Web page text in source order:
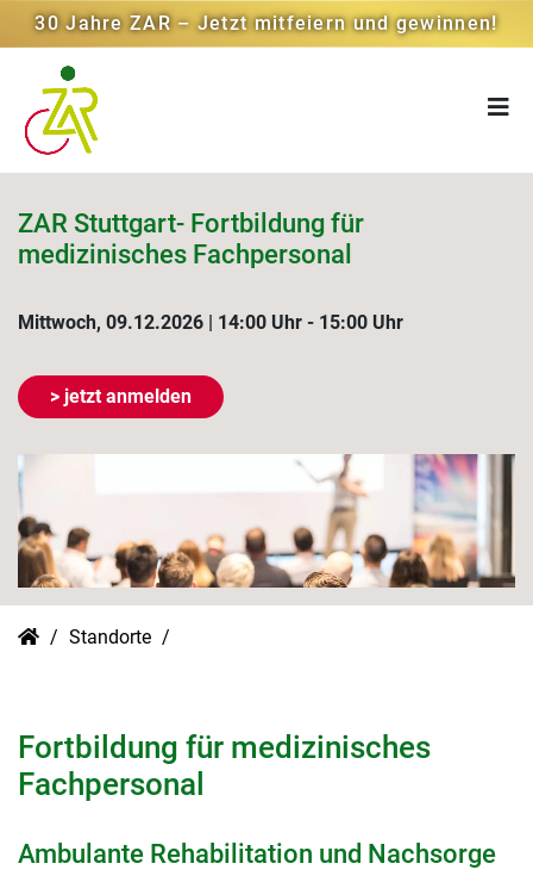
30 Jahre ZAR – Jetzt mitfeiern und gewinnen!
ZAR Stuttgart- Fortbildung für
medizinisches Fachpersonal
Mittwoch, 09.12.2026 | 14:00 Uhr - 15:00 Uhr
> jetzt anmelden
Standorte
Fortbildung für medizinisches
Fachpersonal
Ambulante Rehabilitation und Nachsorge